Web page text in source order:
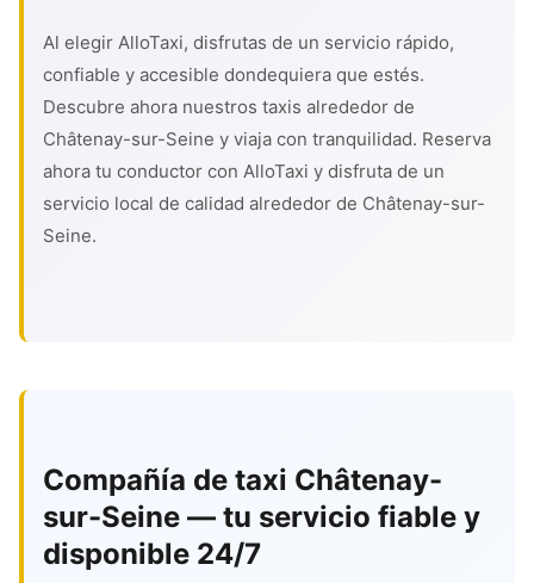
Al elegir AlloTaxi, disfrutas de un servicio rápido,
confiable y accesible dondequiera que estés.
Descubre ahora nuestros taxis alrededor de
Châtenay-sur-Seine y viaja con tranquilidad. Reserva
ahora tu conductor con AlloTaxi y disfruta de un
servicio local de calidad alrededor de Châtenay-sur-
Seine.
Compañía de taxi Châtenay-
sur-Seine — tu servicio fiable y
disponible 24/7